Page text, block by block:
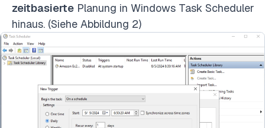
zeitbasierte Planung in Windows Task Scheduler
hinaus. (Siehe Abbildung 2)